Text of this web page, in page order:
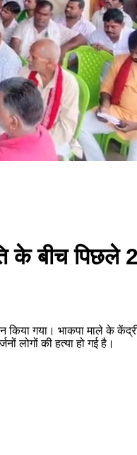
के बीच
किया गया। भाकपा माले के
लोगों की हत्या हो गई है।